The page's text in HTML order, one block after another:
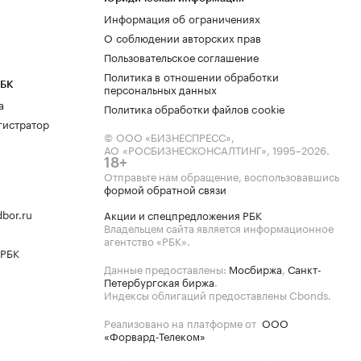
Информация об ограничениях
О соблюдении авторских прав
Пользовательское соглашение
Политика в отношении обработки
персональных данных
Политика обработки файлов cookie
© ООО «БИЗНЕСПРЕСС»,
АО «РОСБИЗНЕСКОНСАЛТИНГ», 1995–2026.
18+
Отправьте нам обращение, воспользовавшись
формой обратной связи
Акции и спецпредложения РБК
Владельцем сайта является информационное
агентство «РБК».
Данные предоставлены: Мосбиржа, Санкт-
Петербургская биржа.
Индексы облигаций предоставлены Cbonds.
Реализовано на платформе от ООО
«Форвард-Телеком»